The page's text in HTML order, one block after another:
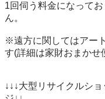
1回伺う料金になって
ん。
※遠方に関してはアー
す(詳細は家財おまかせ
↓↓↓大型リサイクルシ